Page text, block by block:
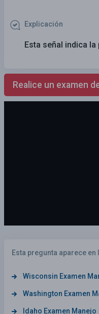
Explicación
Esta señal indica
Realice un examen
Esta pregunta aparece
Wisconsin Examen
Washington Examen
Idaho Examen Manejo